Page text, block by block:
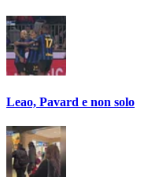
Leao, Pavard e non solo